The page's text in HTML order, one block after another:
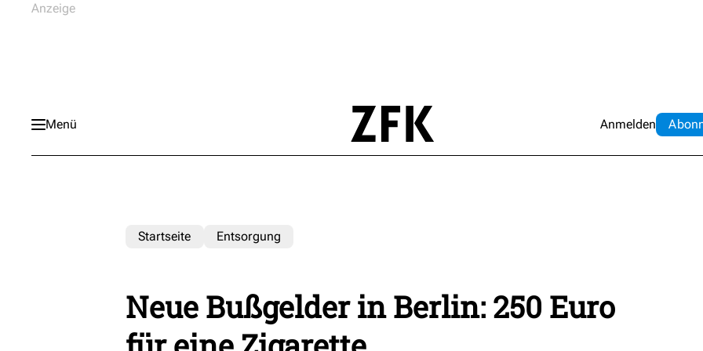
Menü Anmelden Abo
Startseite Entsorgung
Neue Bußgelder in Berlin: 250 Euro